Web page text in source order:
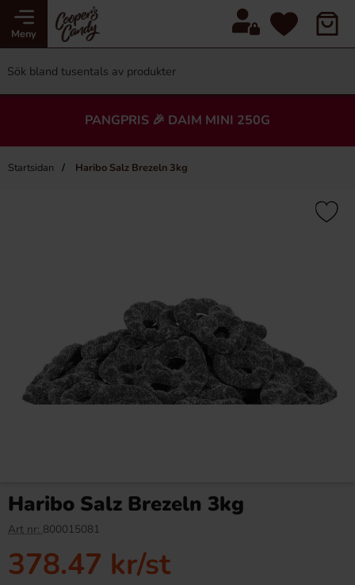
Meny
PANGPRIS 🎉 DAIM MINI 250G
Startsidan Haribo Salz Brezeln 3kg
Haribo Salz Brezeln 3kg
Art nr: 800015081
378.47 kr/st